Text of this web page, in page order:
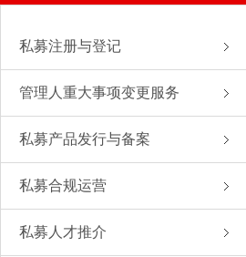
私募注册与登记
管理人重大事项变更服务
私募产品发行与备案
私募合规运营
私募人才推介